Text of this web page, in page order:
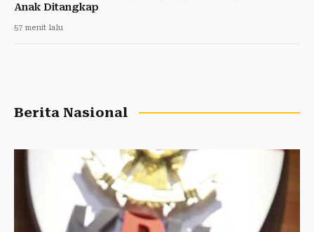
Anak Ditangkap
57 menit lalu
Berita Nasional